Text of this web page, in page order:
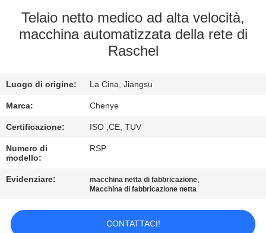
DELLA
FABBRICA
DI
QUALITÀ
CONTATTACI
RICHIEDA
CITAZIONE
Telaio netto medico ad alta velocità,
macchina automatizzata della rete di
Raschel
Luogo di origine: La Cina, Jiangsu
Marca: Chenye
Certificazione: ISO ,CE, TUV
Numero di
modello:
RSP
Evidenziare: macchina netta di fabbricazione,
Macchina di fabbricazione netta
CONTATTACI!